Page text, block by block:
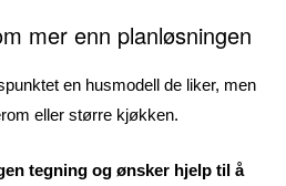
mer enn planløsningen
en husmodell de liker, men
eller større kjøkken.
tegning og ønsker hjelp til å